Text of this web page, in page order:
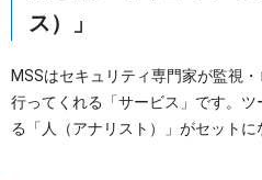
ス）」
MSSはセキュリティ専門家が監視
行ってくれる「サービス」です。
る「人（アナリスト）」がセットに